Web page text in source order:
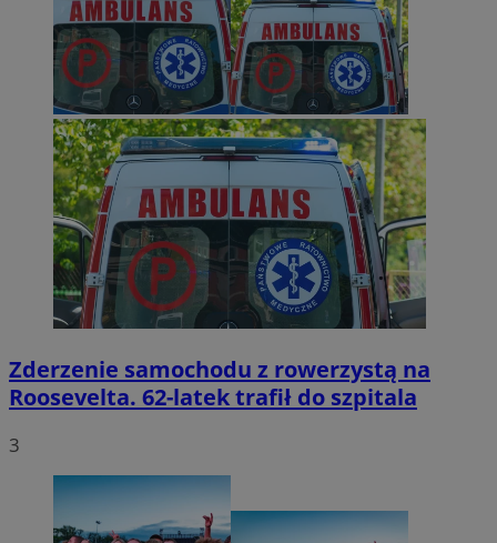
Zderzenie samochodu z rowerzystą na
Roosevelta. 62-latek trafił do szpitala
3